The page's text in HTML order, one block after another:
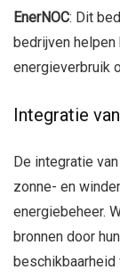
EnerNOC: Dit
bedrijven helpen
energieverbruik
Integratie
De integratie
zonne- en
energiebeheer.
bronnen door
beschikbaarheid